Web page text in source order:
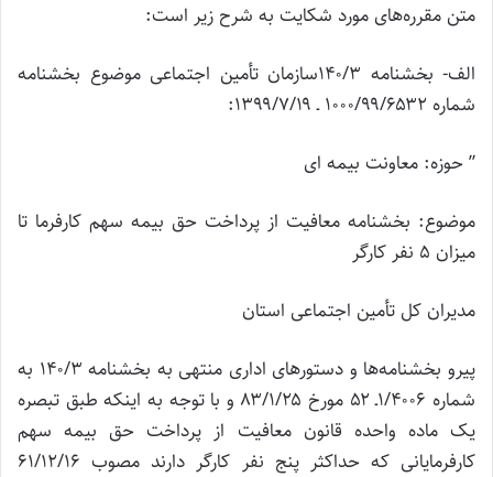
متن مقرره‌های مورد شکایت به شرح زیر است:
الف- بخشنامه ۱۴۰/۳سازمان تأمین اجتماعی موضوع بخشنامه
شماره ۱۰۰۰/۹۹/۶۵۳۲ ـ ۱۳۹۹/۷/۱۹:
” حوزه: معاونت بیمه ای
موضوع: بخشنامه معافیت از پرداخت حق بیمه سهم کارفرما تا
میزان ۵ نفر کارگر
مدیران کل تأمین اجتماعی استان
پیرو بخشنامه‌ها و دستورهای اداری منتهی به بخشنامه ۱۴۰/۳ به
شماره ۱/۴۰۰۶ـ ۵۲ مورخ ۸۳/۱/۲۵ و با توجه به اینکه طبق تبصره
یک ماده واحده قانون معافیت از پرداخت حق بیمه سهم
کارفرمایانی که حداکثر پنج نفر کارگر دارند مصوب ۶۱/۱۲/۱۶